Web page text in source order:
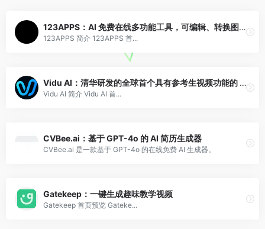
123APPS：AI 免费在线多功能工具，可编辑、转换图文+音视频
123APPS 简介 123APPS 首...
Vidu AI：清华研发的全球首个具有参考生视频功能的 AI 模型
Vidu AI 简介 Vidu AI 首...
CVBee.ai：基于 GPT-4o 的 AI 简历生成器
CVBee.ai 是一款基于 GPT-4o 的在线免费 AI 生成器。
Gatekeep：一键生成趣味教学视频
Gatekeep 首页预览 Gateke...